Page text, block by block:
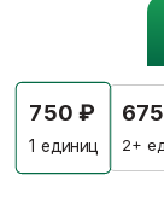
от
госпиталя
лампанг
Lampang
750 ₽
1 единиц
675
2+